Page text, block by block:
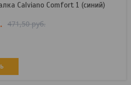
Calviano Comfort 1 (синий)
471,50руб.